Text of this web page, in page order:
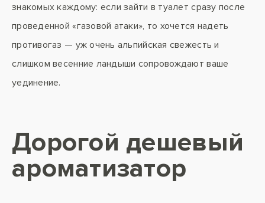
знакомых каждому: если зайти в туалет сразу после
проведенной «газовой атаки», то хочется надеть
противогаз — уж очень альпийская свежесть и
слишком весенние ландыши сопровождают ваше
уединение.
Дорогой дешевый
ароматизатор